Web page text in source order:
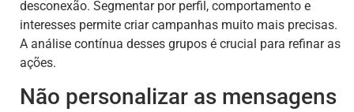
desconexão. Segmentar por perfil, comportamento e
interesses permite criar campanhas muito mais precisas.
A análise contínua desses grupos é crucial para refinar as
ações.
Não personalizar as mensagens